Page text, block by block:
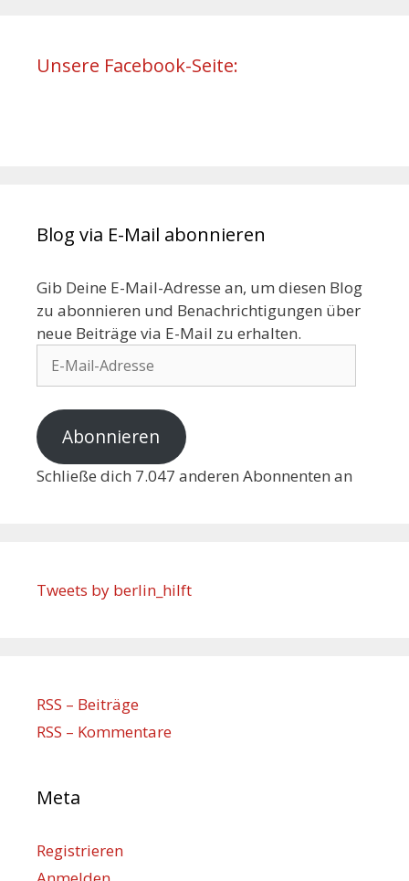
Unsere Facebook-Seite:
Blog via E-Mail abonnieren
Gib Deine E-Mail-Adresse an, um diesen Blog
zu abonnieren und Benachrichtigungen über
neue Beiträge via E-Mail zu erhalten.
Abonnieren
Schließe dich 7.047 anderen Abonnenten an
Tweets by berlin_hilft
RSS – Beiträge
RSS – Kommentare
Meta
Registrieren